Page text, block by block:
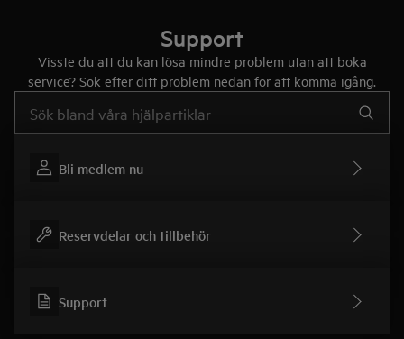
Support
Visste du att du kan lösa mindre problem utan att boka
service? Sök efter ditt problem nedan för att komma igång.
Bli medlem nu
Reservdelar och tillbehör
Support